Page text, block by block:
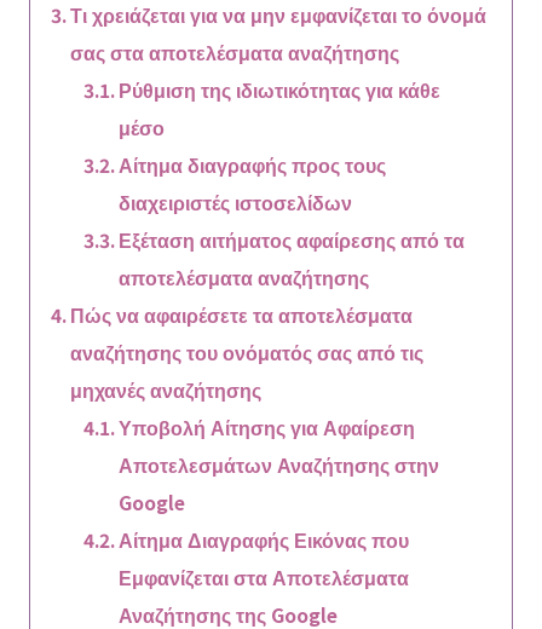
Τι χρειάζεται για να μην εμφανίζεται το όνομά
σας στα αποτελέσματα αναζήτησης
Ρύθμιση της ιδιωτικότητας για κάθε
μέσο
Αίτημα διαγραφής προς τους
διαχειριστές ιστοσελίδων
Εξέταση αιτήματος αφαίρεσης από τα
αποτελέσματα αναζήτησης
Πώς να αφαιρέσετε τα αποτελέσματα
αναζήτησης του ονόματός σας από τις
μηχανές αναζήτησης
Υποβολή Αίτησης για Αφαίρεση
Αποτελεσμάτων Αναζήτησης στην
Google
Αίτημα Διαγραφής Εικόνας που
Εμφανίζεται στα Αποτελέσματα
Αναζήτησης της Google